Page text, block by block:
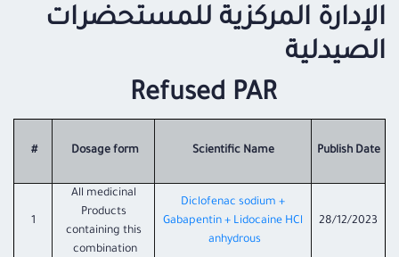
الإدارة المركزية للمستحضرات
الصيدلية
Refused PAR
Publish Date
Scientific Name
Dosage form
#
28/12/2023
Diclofenac sodium +
Gabapentin + Lidocaine HCl
anhydrous
All medicinal
Products
containing this
combination
1